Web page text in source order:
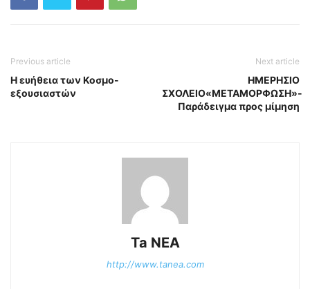
Previous article
Η ευήθεια των Κοσμο-
εξουσιαστών
Next article
ΗΜΕΡΗΣΙΟ
ΣΧΟΛΕΙΟ«ΜΕΤΑΜΟΡΦΩΣΗ»-
Παράδειγμα προς μίμηση
Ta NEA
http://www.tanea.com